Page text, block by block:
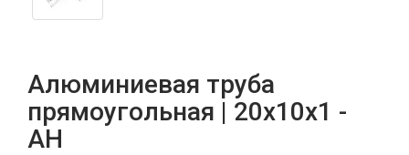
Алюминиевая труба
прямоугольная | 20х10х1 -
АН